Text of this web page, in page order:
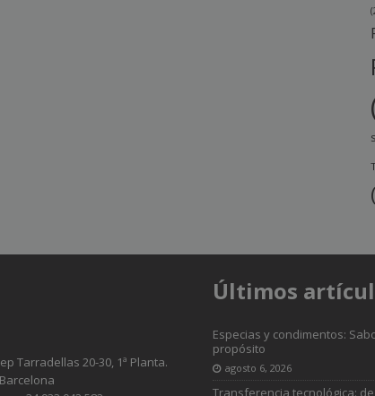
Tarradellas 20-30, 1ª Planta.
Últimos
Especias y condimentos:
propósito
agosto 6, 2026
Transferencia tecnológica: